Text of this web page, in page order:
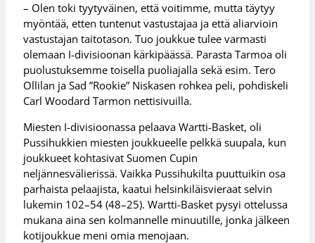
– Olen toki tyytyväinen, että voitimme, mutta täytyy
myöntää, etten tuntenut vastustajaa ja että aliarvioin
vastustajan taitotason. Tuo joukkue tulee varmasti
olemaan I-divisioonan kärkipäässä. Parasta Tarmoa oli
puolustuksemme toisella puoliajalla sekä esim. Tero
Ollilan ja Sad ”Rookie” Niskasen rohkea peli, pohdiskeli
Carl Woodard Tarmon nettisivuilla.
Miesten I-divisioonassa pelaava Wartti-Basket, oli
Pussihukkien miesten joukkueelle pelkkä suupala, kun
joukkueet kohtasivat Suomen Cupin
neljännesvälierissä. Vaikka Pussihukilta puuttuikin osa
parhaista pelaajista, kaatui helsinkiläisvieraat selvin
lukemin 102–54 (48–25). Wartti-Basket pysyi ottelussa
mukana aina sen kolmannelle minuutille, jonka jälkeen
kotijoukkue meni omia menojaan.